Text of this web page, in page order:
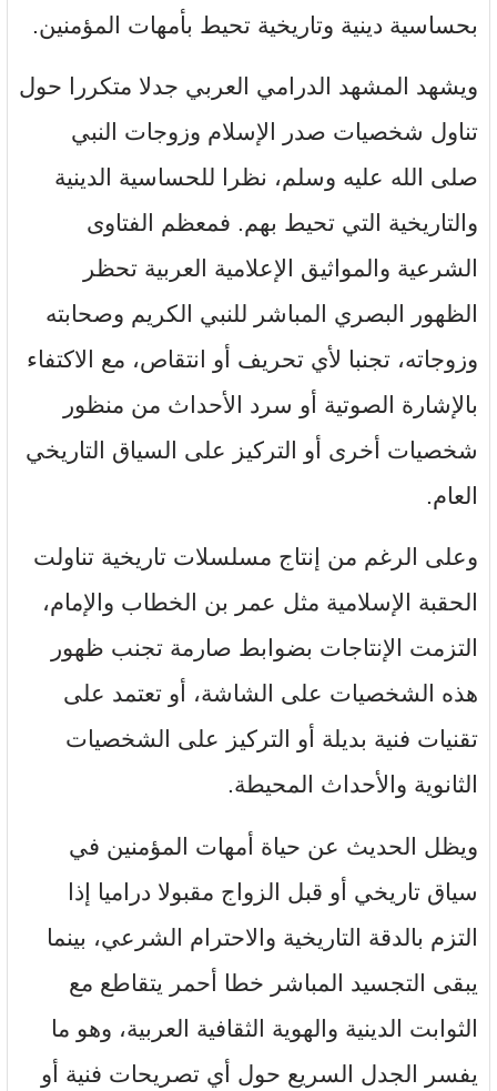
بحساسية دينية وتاريخية تحيط بأمهات المؤمنين.
ويشهد المشهد الدرامي العربي جدلا متكررا حول
تناول شخصيات صدر الإسلام وزوجات النبي
صلى الله عليه وسلم، نظرا للحساسية الدينية
والتاريخية التي تحيط بهم. فمعظم الفتاوى
الشرعية والمواثيق الإعلامية العربية تحظر
الظهور البصري المباشر للنبي الكريم وصحابته
وزوجاته، تجنبا لأي تحريف أو انتقاص، مع الاكتفاء
بالإشارة الصوتية أو سرد الأحداث من منظور
شخصيات أخرى أو التركيز على السياق التاريخي
العام.
وعلى الرغم من إنتاج مسلسلات تاريخية تناولت
الحقبة الإسلامية مثل عمر بن الخطاب والإمام،
التزمت الإنتاجات بضوابط صارمة تجنب ظهور
هذه الشخصيات على الشاشة، أو تعتمد على
تقنيات فنية بديلة أو التركيز على الشخصيات
الثانوية والأحداث المحيطة.
ويظل الحديث عن حياة أمهات المؤمنين في
سياق تاريخي أو قبل الزواج مقبولا دراميا إذا
التزم بالدقة التاريخية والاحترام الشرعي، بينما
يبقى التجسيد المباشر خطا أحمر يتقاطع مع
الثوابت الدينية والهوية الثقافية العربية، وهو ما
يفسر الجدل السريع حول أي تصريحات فنية أو